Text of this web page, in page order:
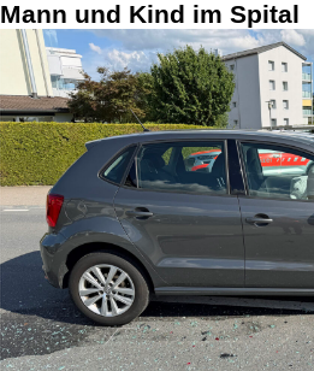
Mann und Kind im Spital